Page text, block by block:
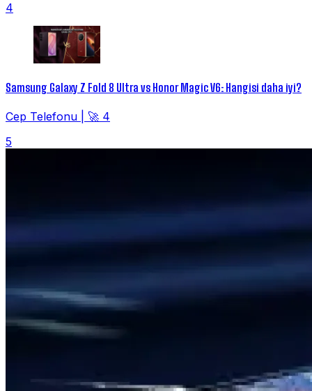
4
Samsung Galaxy Z Fold 8 Ultra vs Honor Magic V6: Hangisi daha iyi?
Cep Telefonu
🚀 4
5